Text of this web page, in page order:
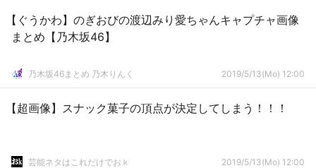
【ぐうかわ】のぎおびの渡辺みり愛ちゃんキャプチャ画像
まとめ【乃木坂46】
乃木坂46まとめ 乃木りんく 2019/5/13(Mo) 12:00
【超画像】スナック菓子の頂点が決定してしまう！！！
芸能ネタはこれだけでおｋ 2019/5/13(Mo) 12:00